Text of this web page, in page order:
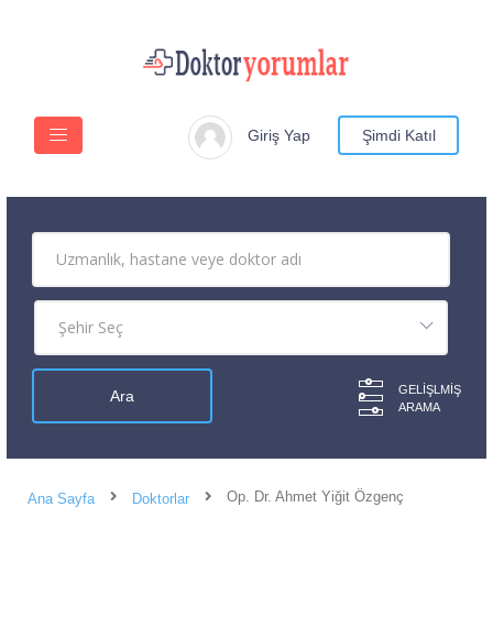
Giriş Yap Şimdi Katıl
GELIŞLMIŞ
ARAMA
Ana Sayfa Doktorlar Op. Dr. Ahmet Yiğit Özgenç